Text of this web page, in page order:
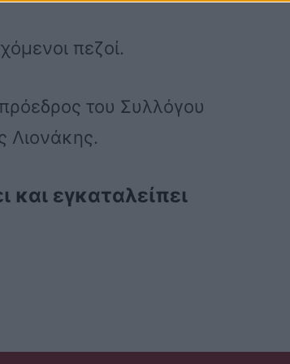
πεζοί.
του Συλλόγου
Λιονάκης.
και εγκαταλείπει